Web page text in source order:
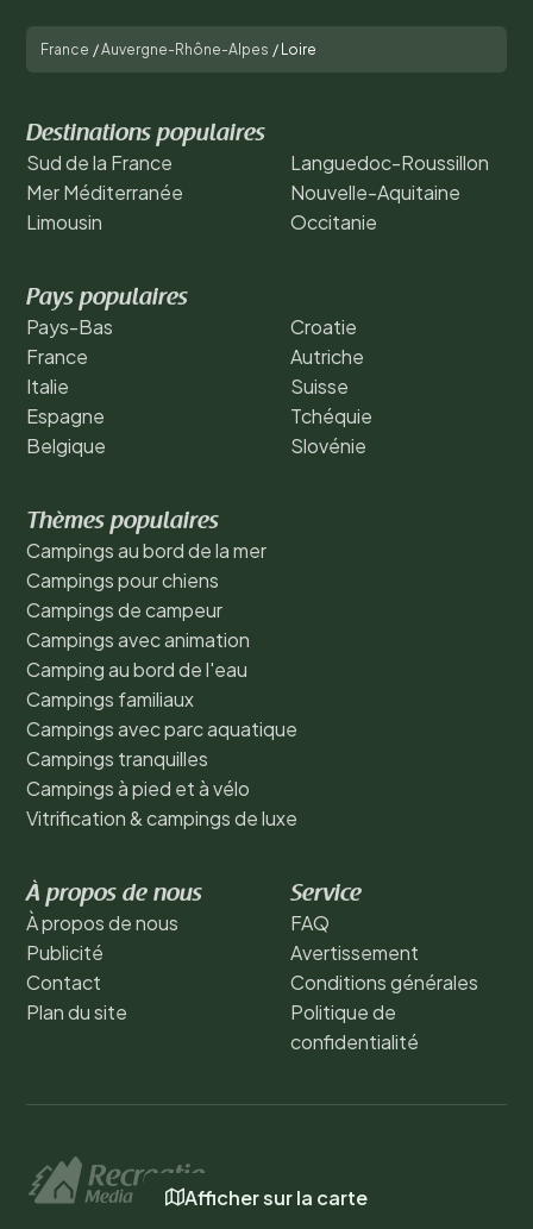
Afficher sur la carte
France /Auvergne-Rhône-Alpes / Loire
Destinations populaires
Sud de la France
Mer Méditerranée
Limousin
Languedoc-Roussillon
Nouvelle-Aquitaine
Occitanie
Pays populaires
Pays-Bas
France
Italie
Espagne
Belgique
Croatie
Autriche
Suisse
Tchéquie
Slovénie
Thèmes populaires
Campings au bord de la mer
Campings pour chiens
Campings de campeur
Campings avec animation
Camping au bord de l'eau
Campings familiaux
Campings avec parc aquatique
Campings tranquilles
Campings à pied et à vélo
Vitrification & campings de luxe
À propos de nous
À propos de nous
Publicité
Contact
Plan du site
Service
FAQ
Avertissement
Conditions générales
Politique de
confidentialité